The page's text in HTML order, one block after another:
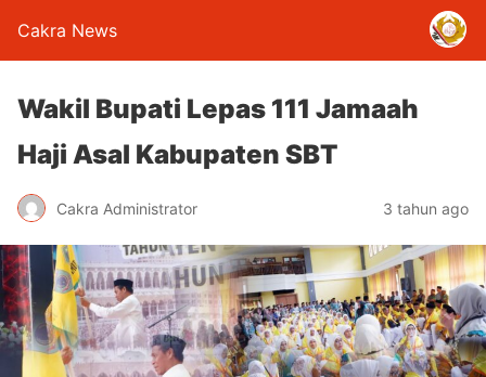
Cakra News
Wakil Bupati Lepas 111 Jamaah
Haji Asal Kabupaten SBT
Cakra Administrator 3 tahun ago